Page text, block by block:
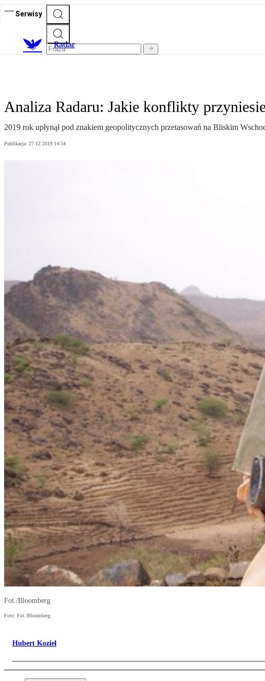
Serwisy
Radar
Analiza Radaru: Jakie konflikty
2019 rok upłynął pod znakiem geopolitycznych przetasowań na Bliskim
Publikacja: 27.12.2019 14:54
Fot./Bloomberg
Foto: Fot./Bloomberg
Hubert Kozieł